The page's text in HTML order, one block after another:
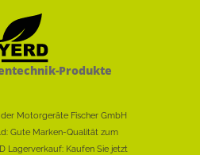
Produkte
der Motorgeräte Fischer GmbH
Gute Marken-Qualität zum
Lagerverkauf: Kaufen Sie jetzt